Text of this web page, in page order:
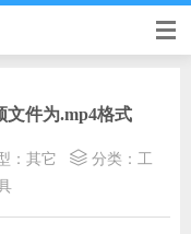
文件为.mp4格式
： 其它 分类： 工